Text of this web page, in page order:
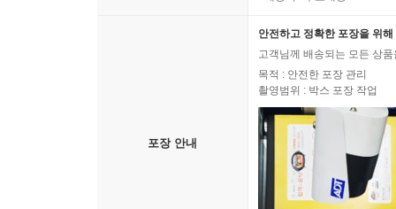
포장 안내
안전하고 정확한 포장을 위
고객님께 배송되는 모든 상
목적 : 안전한 포장 관리
촬영범위 : 박스 포장 작업